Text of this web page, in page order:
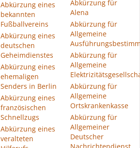
Abkürzung eines
bekannten
Fußballvereins
Abkürzung eines
deutschen
Geheimdienstes
Abkürzung eines
ehemaligen
Senders in Berlin
Abkürzung eines
französischen
Schnellzugs
Abkürzung eines
veralteten
Abkürzung für
Alena
Abkürzung für
Allgemeine
Abkürzung für
Allgemeine
Abkürzung für
Allgemeine
Ortskrankenkasse
Abkürzung für
Allgemeiner
Deutscher